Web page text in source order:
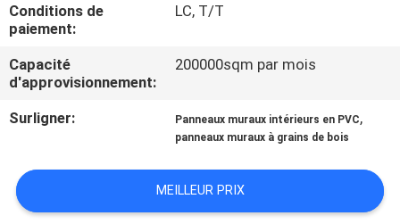
CONTACTEZ-
NOUS
UNE
CITATION
Conditions de
paiement:
LC, T/T
Capacité
d'approvisionnement:
200000sqm par mois
Surligner: Panneaux muraux intérieurs en PVC,
panneaux muraux à grains de bois
MEILLEUR PRIX